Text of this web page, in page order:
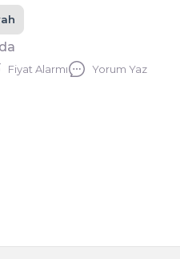
Fiyat Alarmı Yorum Yaz